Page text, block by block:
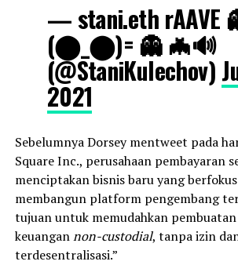
— stani.eth rAAVE
(⬤_⬤)= 👻 🦇🔊
(@StaniKulechov)
2021
Sebelumnya Dorsey mentweet pada
Square Inc., perusahaan pembayaran
menciptakan bisnis baru yang
membangun platform pengembang
tujuan untuk memudahkan
keuangannon-custodial, tanpa izin
terdesentralisasi.”